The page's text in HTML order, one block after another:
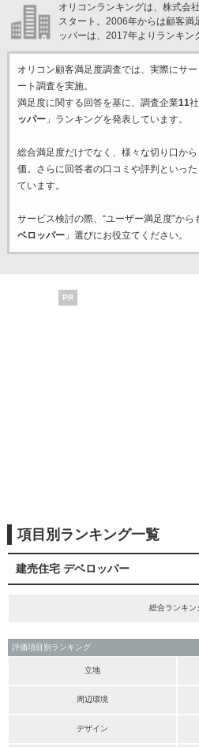
オリコンランキングは、株式会
スタート。2006年からは顧客満
ッパーは、2017年よりランキン
オリコン顧客満足度調査では、実際にサ
ート調査を実施。
満足度に関する回答を基に、調査企業11
ッパー」ランキングを発表しています。
総合満足度だけでなく、様々な切り口から
価。さらに回答者の口コミや評判といっ
ています。
サービス検討の際、“ユーザー満足度”から
ベロッパー」選びにお役立てください。
PR
項目別ランキング一覧
建売住宅 デベロッパー
総合ランキン
評価項目別ランキング
立地
周辺環境
デザイン